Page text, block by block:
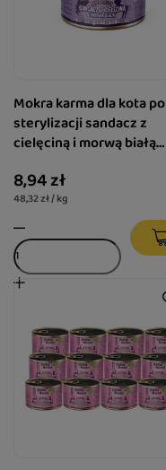
Mokra karma dla kota po
sterylizacji sandacz z
cielęciną i morwą białą
Pasztet & Filet 185 g
8,94 zł
48,32 zł / kg